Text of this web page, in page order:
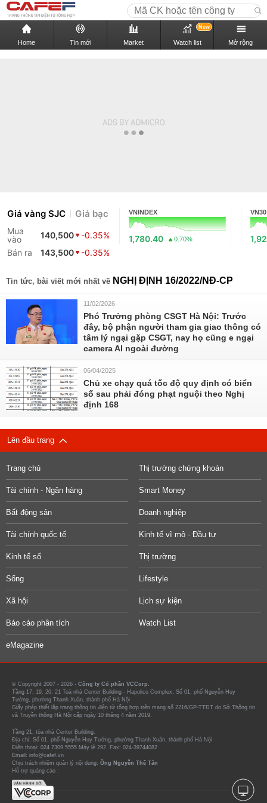
Home Tin mới Market Watch list
New
Mở rộng
Giá vàng SJC Giá bạc
Mua
vào
140,500
-0.35%
Bán ra
143,500 -0.35%
VNINDEX
1,780.40 0.70%
VN30
Tin tức, bài viết mới nhất về NGHỊ ĐỊNH 16/2022/NĐ-CP
11/02/2026
Phó Trưởng phòng CSGT Hà Nội: Trước
đây, bộ phận người tham gia giao thông có
tâm lý ngại gặp CSGT, nay họ cũng e ngại
camera AI ngoài đường
06/04/2025
Chủ xe chạy quá tốc độ quy định có biển
số sau phải đóng phạt nguội theo Nghị
định 168
Lên đầu trang
Trang chủ Thị trường chứng khoán
Tài chính - Ngân hàng Smart Money
Bất động sản Doanh nghiệp
Tài chính quốc tế Kinh tế vĩ mô - Đầu tư
Kinh tế số Thị trường
Sống Lifestyle
Xã hội Lịch sự kiện
Báo cáo phân tích Watch List
eMagazine
© Copyright 2007 - 2026 - Công ty Cổ phần VCCorp.
Tầng 17, 19, 20, 21 Toà nhà Center Building - Hapulico Complex, Số 01, phố Nguyễn Huy
Tưởng, phường Thanh Xuân, thành phố Hà Nội
Giấy phép thiết lập trang thông tin điện tử tổng hợp trên mạng số 2216/GP-TTĐT do Sở Thông tin
và Truyền thông Hà Nội cấp ngày 10 tháng 4 năm 2019.
Tầng 21, tòa nhà Center Building.
Địa chỉ: Số 01, phố Nguyễn Huy Tưởng, phường Thanh Xuân, thành phố Hà Nội
Điện thoại: 024 7309 5555 Máy lẻ 292. Fax: 024-39744082
Email: info@cafef.vn
Chịu trách nhiệm quản lý nội dung: Ông Nguyễn Thế Tân
Hỗ trợ quảng cáo :